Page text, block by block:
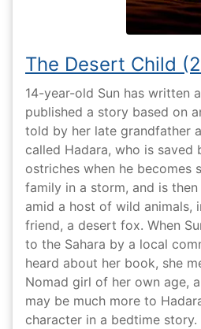
The Desert Child
14-year-old Sun has written
published a story based on
told by her late grandfather
called Hadara, who is saved
ostriches when he becomes
family in a storm, and is
amid a host of wild animals,
friend, a desert fox. When
to the Sahara by a local
heard about her book, she
Nomad girl of her own age,
may be much more to
character in a bedtime story.